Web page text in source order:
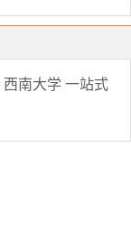
西南大学 一站式